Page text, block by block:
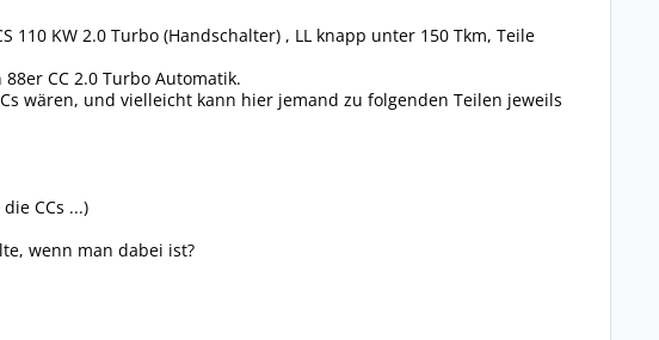
KW 2.0 Turbo (Handschalter) , LL knapp unter 150 Tkm, Teile
CC 2.0 Turbo Automatik.
wären, und vielleicht kann hier jemand zu folgenden Teilen jeweils
CCs ...)
wenn man dabei ist?